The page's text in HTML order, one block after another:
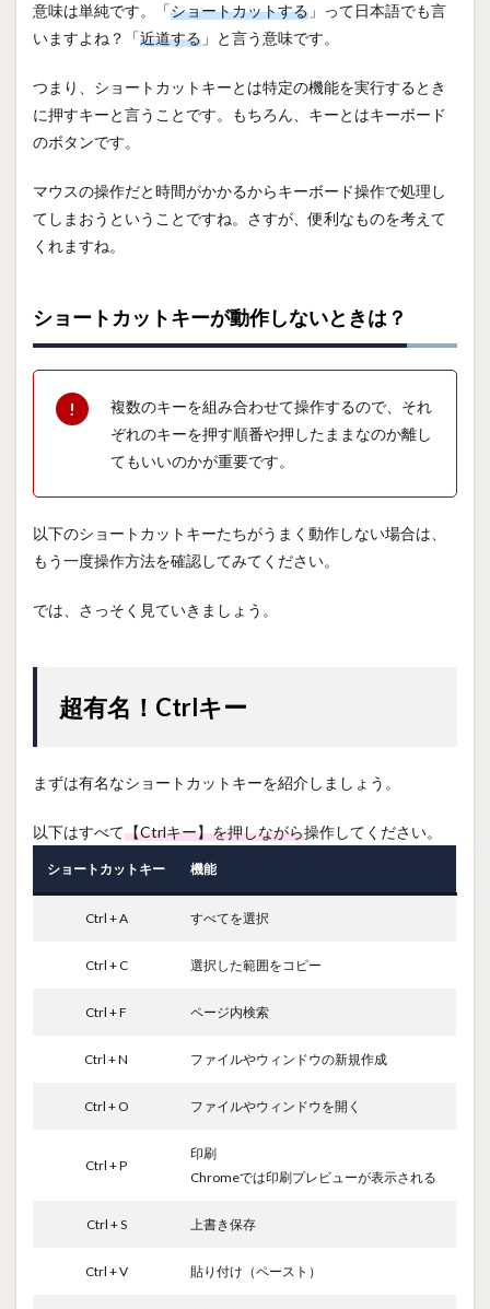
意味は単純です。「ショートカットする 」って日本語でも言
いますよね？「近道する 」と言う意味です。
つまり、ショートカットキーとは特定の機能を実行するとき
に押すキーと言うことです。もちろん、キーとはキーボード
のボタンです。
マウスの操作だと時間がかかるからキーボード操作で処理し
てしまおうということですね。さすが、便利なものを考えて
くれますね。
ショートカットキーが動作しないときは？
複数のキーを組み合わせて操作するので、それ
ぞれのキーを押す順番や押したままなのか離し
てもいいのかが重要です。
以下のショートカットキーたちがうまく動作しない場合は、
もう一度操作方法を確認してみてください。
では、さっそく見ていきましょう。
超有名！Ctrlキー
まずは有名なショートカットキーを紹介しましょう。
以下はすべて【Ctrlキー】を押しながら操作してください。
ショートカットキー 機能
Ctrl + A すべてを選択
Ctrl + C 選択した範囲をコピー
Ctrl + F ページ内検索
Ctrl + N ファイルやウィンドウの新規作成
Ctrl + O ファイルやウィンドウを開く
Ctrl + P
印刷
Chromeでは印刷プレビューが表示される
Ctrl + S 上書き保存
Ctrl + V 貼り付け（ペースト）